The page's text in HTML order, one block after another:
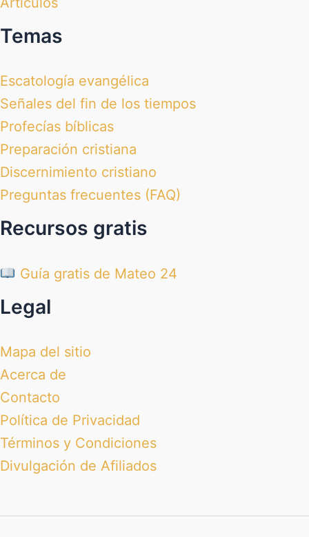
Temas
Escatología evangélica
Señales del fin de los tiempos
Profecías bíblicas
Preparación cristiana
Discernimiento cristiano
Preguntas frecuentes (FAQ)
Recursos gratis
Guía gratis de Mateo 24
Legal
Mapa del sitio
Acerca de
Contacto
Política de Privacidad
Términos y Condiciones
Divulgación de Afiliados